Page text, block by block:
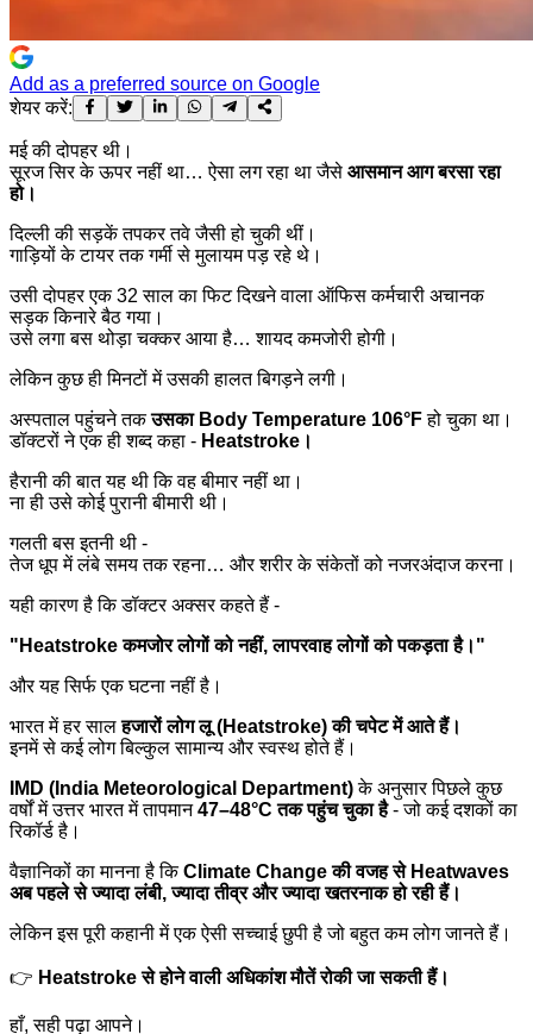
Add as a preferred source on Google
शेयर करें:
मई की दोपहर थी।
सूरज सिर के ऊपर नहीं था… ऐसा लग रहा था जैसे आसमान आग बरसा रहा
हो।
दिल्ली की सड़कें तपकर तवे जैसी हो चुकी थीं।
गाड़ियों के टायर तक गर्मी से मुलायम पड़ रहे थे।
उसी दोपहर एक 32 साल का फिट दिखने वाला ऑफिस कर्मचारी अचानक
सड़क किनारे बैठ गया।
उसे लगा बस थोड़ा चक्कर आया है… शायद कमजोरी होगी।
लेकिन कुछ ही मिनटों में उसकी हालत बिगड़ने लगी।
अस्पताल पहुंचने तकउसका Body Temperature 106°Fहो चुका था।
डॉक्टरों ने एक ही शब्द कहा - Heatstroke।
हैरानी की बात यह थी कि वह बीमार नहीं था।
ना ही उसे कोई पुरानी बीमारी थी।
गलती बस इतनी थी -
तेज धूप में लंबे समय तक रहना… और शरीर के संकेतों को नजरअंदाज करना।
यही कारण है कि डॉक्टर अक्सर कहते हैं -
"Heatstroke कमजोर लोगों को नहीं, लापरवाह लोगों को पकड़ता है।"
और यह सिर्फ एक घटना नहीं है।
भारत में हर सालहजारों लोग लू (Heatstroke) की चपेट में आते हैं।
इनमें से कई लोग बिल्कुल सामान्य और स्वस्थ होते हैं।
IMD (India Meteorological Department)के अनुसार पिछले कुछ
वर्षों में उत्तर भारत में तापमान47–48°C तक पहुंच चुका है- जो कई दशकों का
रिकॉर्ड है।
वैज्ञानिकों का मानना है किClimate Change की वजह से Heatwaves
अब पहले से ज्यादा लंबी, ज्यादा तीव्र और ज्यादा खतरनाक हो रही हैं।
लेकिन इस पूरी कहानी में एक ऐसी सच्चाई छुपी है जो बहुत कम लोग जानते हैं।
👉 Heatstroke से होने वाली अधिकांश मौतें रोकी जा सकती हैं।
हाँ, सही पढ़ा आपने।